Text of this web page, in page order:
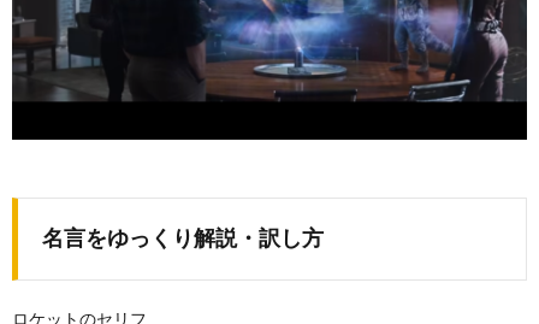
名言をゆっくり解説・訳し方
ロケットのセリフ